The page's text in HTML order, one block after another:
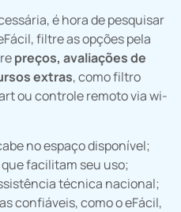
é hora de pesquisar
filtre as opções pela
preços, avaliações de
extras, como filtro
ou controle remoto via wi-
no espaço disponível;
facilitam seu uso;
técnica nacional;
confiáveis, como o eFácil,